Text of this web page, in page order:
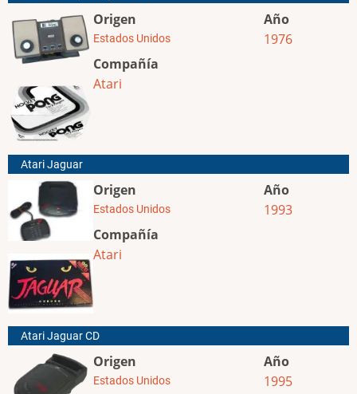
Origen
Estados Unidos
Compañía
Atari
Año
1976
Atari Jaguar
Origen
Estados Unidos
Compañía
Atari
Año
1993
Atari Jaguar CD
Origen
Estados Unidos
Año
1995